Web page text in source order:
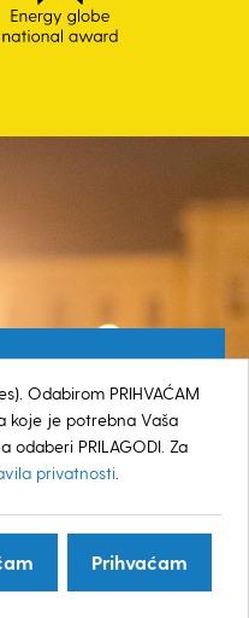
Odabirom PRIHVAĆAM
koje je potrebna Vaša
odaberi PRILAGODI. Za
privatnosti
Prihvaćam